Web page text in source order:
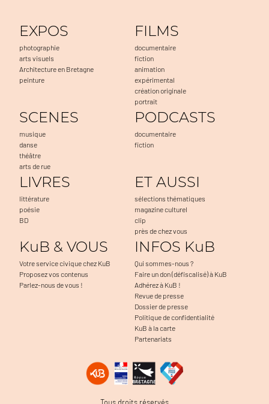
EXPOS
photographie
arts visuels
Architecture en Bretagne
peinture
FILMS
documentaire
fiction
animation
expérimental
création originale
portrait
SCENES
musique
danse
théâtre
arts de rue
PODCASTS
documentaire
fiction
LIVRES
littérature
poésie
BD
ET AUSSI
sélections thématiques
magazine culturel
clip
près de chez vous
KuB & VOUS
Votre service civique chez KuB
Proposez vos contenus
Parlez-nous de vous !
INFOS KuB
Qui sommes-nous ?
Faire un don (défiscalisé) à KuB
Adhérez à KuB !
Revue de presse
Dossier de presse
Politique de confidentialité
KuB à la carte
Partenariats